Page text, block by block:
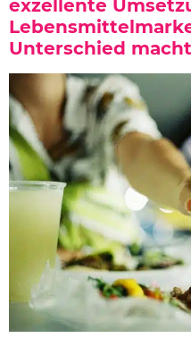
exzellente
Unterschied macht